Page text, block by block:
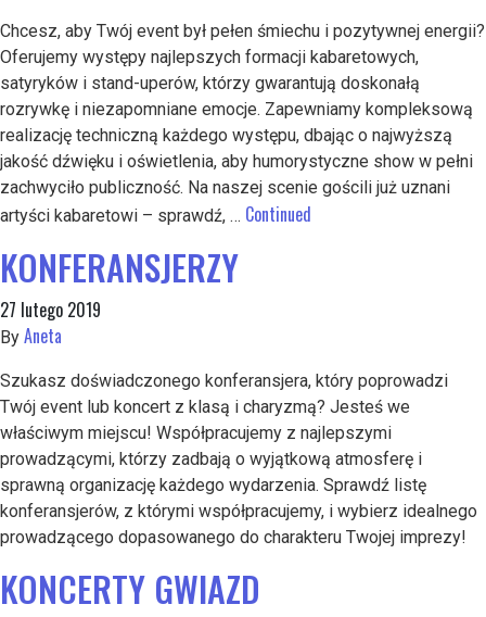
Chcesz, aby Twój event był pełen śmiechu i pozytywnej energii?
Oferujemy występy najlepszych formacji kabaretowych,
satyryków i stand-uperów, którzy gwarantują doskonałą
rozrywkę i niezapomniane emocje. Zapewniamy kompleksową
realizację techniczną każdego występu, dbając o najwyższą
jakość dźwięku i oświetlenia, aby humorystyczne show w pełni
zachwyciło publiczność. Na naszej scenie gościli już uznani
artyści kabaretowi – sprawdź, … Continued
KONFERANSJERZY
27 lutego 2019
By Aneta
Szukasz doświadczonego konferansjera, który poprowadzi
Twój event lub koncert z klasą i charyzmą? Jesteś we
właściwym miejscu! Współpracujemy z najlepszymi
prowadzącymi, którzy zadbają o wyjątkową atmosferę i
sprawną organizację każdego wydarzenia. Sprawdź listę
konferansjerów, z którymi współpracujemy, i wybierz idealnego
prowadzącego dopasowanego do charakteru Twojej imprezy!
KONCERTY GWIAZD